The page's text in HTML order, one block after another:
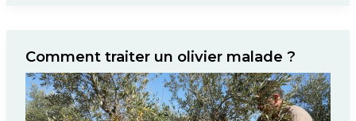
Comment traiter un olivier malade ?